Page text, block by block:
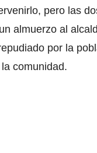
pero las
almuerzo al
por la
comunidad.